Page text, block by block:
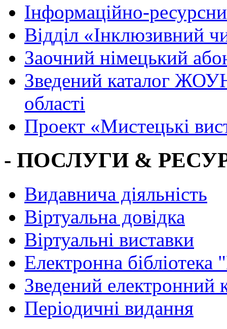
Інформаційно-
Вiддiл «Інклюзивний
Заочний німецький
Зведений каталог
області
Проект «Мистецькі
- ПОСЛУГИ &
Видавнича діяльність
Віртуальна довідка
Віртуальні виставки
Електронна
Зведений електронний
Періодичні видання